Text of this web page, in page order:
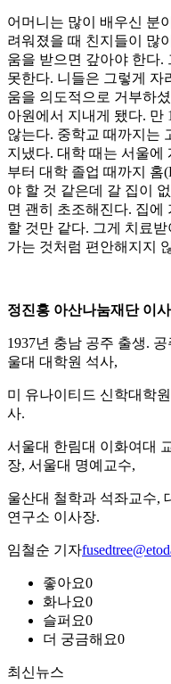
어머니는 많이 배우신 분
려워졌을 때 친지들이 많
움을 받으면 갚아야 한다.
못한다. 니들은 그렇게 자
움을 의도적으로 거부하
아원에서 지내게 됐다. 만
않는다. 중학교 때까지는
지냈다. 대학 때는 서울에
부터 대학 졸업 때까지 홈
야 할 것 같은데 갈 집이
면 괜히 초조해진다. 집
할 것만 같다. 그게 치료
가는 것처럼 편안해지지
정진홍 아산나눔재단 이
1937년 충남 공주 출생.
울대 대학원 석사,
미 유나이티드 신학대학
사.
서울대 한림대 이화여대
장, 서울대 명예교수,
울산대 철학과 석좌교수,
연구소 이사장.
임철순 기자
좋아요0
화나요0
슬퍼요0
더 궁금해요0
최신뉴스